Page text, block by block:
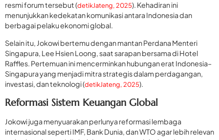
resmi forum tersebut (detikJateng, 2025). Kehadiran ini
menunjukkan kedekatan komunikasi antara Indonesia dan
berbagai pelaku ekonomi global.
Selain itu, Jokowi bertemu dengan mantan Perdana Menteri
Singapura, Lee Hsien Loong, saat sarapan bersama di Hotel
Raffles. Pertemuan ini mencerminkan hubungan erat Indonesia–
Singapura yang menjadi mitra strategis dalam perdagangan,
investasi, dan teknologi (detikJateng, 2025).
Reformasi Sistem Keuangan Global
Jokowi juga menyuarakan perlunya reformasi lembaga
internasional seperti IMF, Bank Dunia, dan WTO agar lebih relevan